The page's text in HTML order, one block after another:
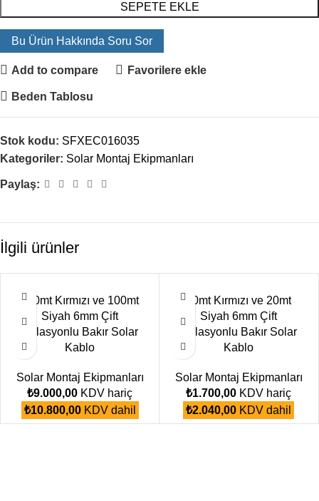
SEPETE EKLE
Bu Ürün Hakkında Soru Sor
Add to compare Favorilere ekle
Beden Tablosu
Stok kodu: SFXEC016035
Kategoriler: Solar Montaj Ekipmanları
Paylaş:
İlgili ürünler
100mt Kırmızı ve 100mt
Siyah 6mm Çift
İzolasyonlu Bakır Solar
Kablo
Solar Montaj Ekipmanları
₺9.000,00 KDV hariç
₺10.800,00KDV dahil
20mt Kırmızı ve 20mt
Siyah 6mm Çift
İzolasyonlu Bakır Solar
Kablo
Solar Montaj Ekipmanları
₺1.700,00 KDV hariç
₺2.040,00 KDV dahil